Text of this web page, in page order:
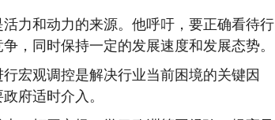
力和动力的来源。他呼吁，要正确看待行
，同时保持一定的发展速度和发展态势。
观调控是解决行业当前困境的关键因
府适时介入。